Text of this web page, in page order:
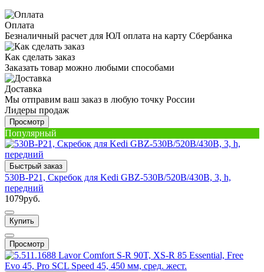
Оплата
Безналичный расчет для ЮЛ оплата на карту Сбербанка
Как сделать заказ
Заказать товар можно любыми способами
Доставка
Мы отправим ваш заказ в любую точку России
Лидеры продаж
Просмотр
Популярный
Быстрый заказ
530B-P21, Скребок для Kedi GBZ-530В/520В/430В, 3, h,
передний
1079руб.
Купить
Просмотр